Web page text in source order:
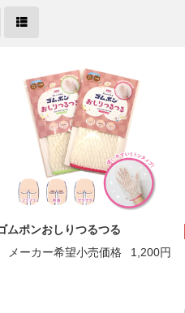
ムポンおしりつるつる
メーカー希望小売価格
1,200円